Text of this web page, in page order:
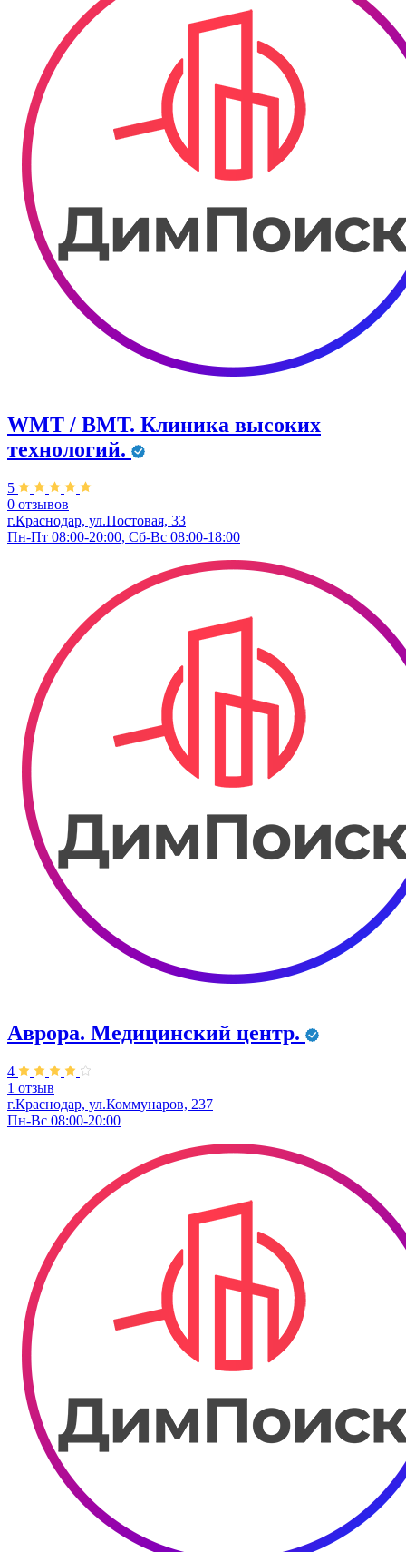
WMT / ВМТ. Клиника высоких
технологий.
5
0 отзывов
г.Краснодар, ул.​Постовая, 33
Пн-Пт 08:00-20:00, Сб-Вс 08:00-18:00
Аврора. Медицинский центр.
4
1 отзыв
г.Краснодар, ул.Коммунаров, 237
Пн-Вс 08:00-20:00